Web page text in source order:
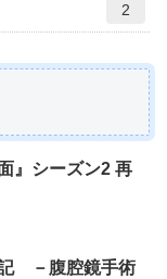
2
』シーズン2 再
－腹腔鏡手術